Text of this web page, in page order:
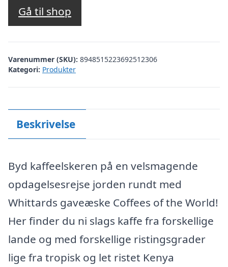
Gå til shop
Varenummer (SKU): 8948515223692512306
Kategori: Produkter
Beskrivelse
Byd kaffeelskeren på en velsmagende
opdagelsesrejse jorden rundt med
Whittards gaveæske Coffees of the World!
Her finder du ni slags kaffe fra forskellige
lande og med forskellige ristingsgrader
lige fra tropisk og let ristet Kenya